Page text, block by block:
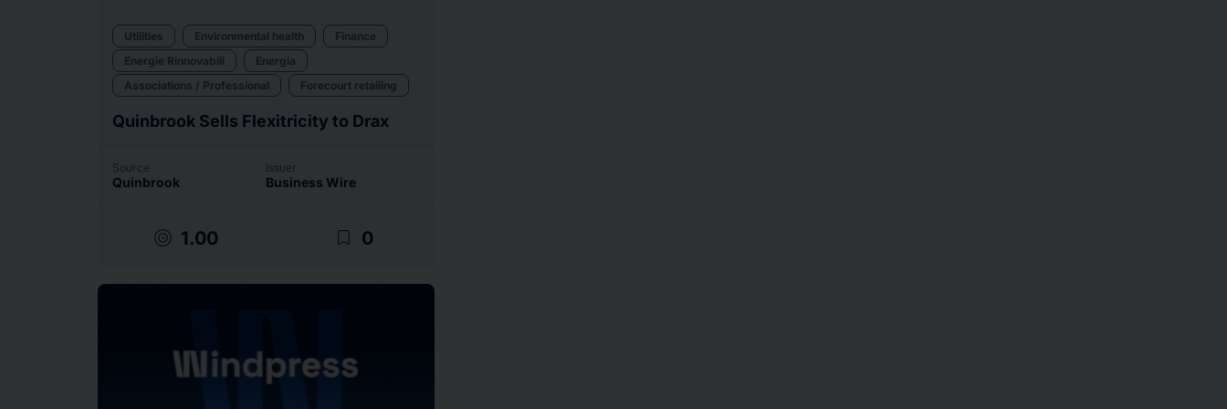
Utilities Environmental health
Finance
Energie Rinnovabili
Energia
Associations / Professional
Forecourt retailing
Quinbrook Sells Flexitricity to Drax
Source
Quinbrook
Issuer
Business Wire
target 1.00 bookmark_border 0